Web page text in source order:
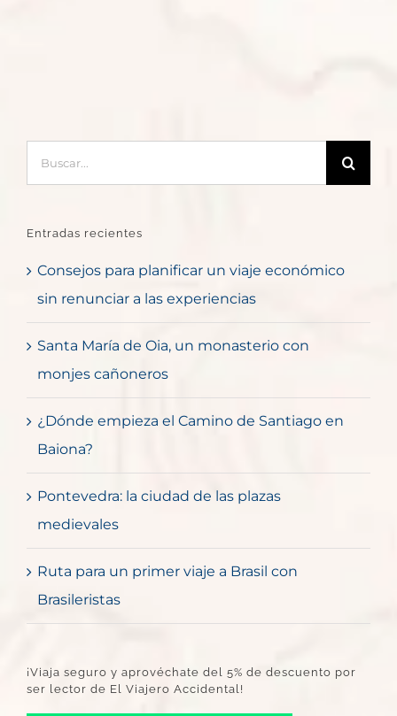
Entradas recientes
Consejos para planificar un viaje económico
sin renunciar a las experiencias
Santa María de Oia, un monasterio con
monjes cañoneros
¿Dónde empieza el Camino de Santiago en
Baiona?
Pontevedra: la ciudad de las plazas
medievales
Ruta para un primer viaje a Brasil con
Brasileristas
¡Viaja seguro y aprovéchate del 5% de descuento por
ser lector de El Viajero Accidental!